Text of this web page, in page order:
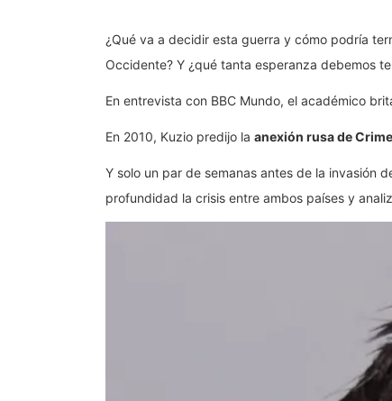
¿Qué va a decidir esta guerra y cómo podría
Occidente? Y ¿qué tanta esperanza debemos
En entrevista con BBC Mundo, el académico
En 2010, Kuzio predijo la anexión rusa de
Y solo un par de semanas antes de la invasión
profundidad la crisis entre ambos países y